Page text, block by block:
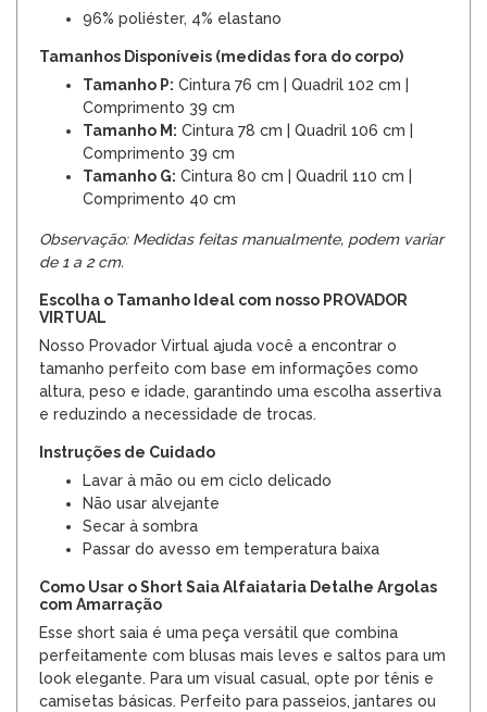
96% poliéster, 4% elastano
Tamanhos Disponíveis (medidas fora do corpo)
Tamanho P: Cintura 76 cm | Quadril 102 cm |
Comprimento 39 cm
Tamanho M: Cintura 78 cm | Quadril 106 cm |
Comprimento 39 cm
Tamanho G: Cintura 80 cm | Quadril 110 cm |
Comprimento 40 cm
Observação: Medidas feitas manualmente, podem variar
de 1 a 2 cm.
Escolha o Tamanho Ideal com nosso PROVADOR
VIRTUAL
Nosso Provador Virtual ajuda você a encontrar o
tamanho perfeito com base em informações como
altura, peso e idade, garantindo uma escolha assertiva
e reduzindo a necessidade de trocas.
Instruções de Cuidado
Lavar à mão ou em ciclo delicado
Não usar alvejante
Secar à sombra
Passar do avesso em temperatura baixa
Como Usar o Short Saia Alfaiataria Detalhe Argolas
com Amarração
Esse short saia é uma peça versátil que combina
perfeitamente com blusas mais leves e saltos para um
look elegante. Para um visual casual, opte por tênis e
camisetas básicas. Perfeito para passeios, jantares ou